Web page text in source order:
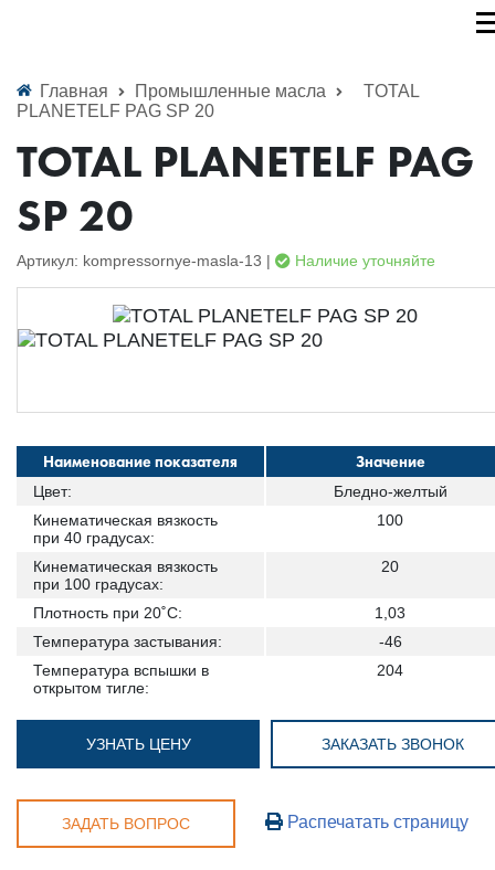
Главная Промышленные масла
TOTAL
PLANETELF PAG SP 20
TOTAL PLANETELF PAG
SP 20
Артикул: kompressornye-masla-13 | Наличие уточняйте
Наименование показателя Значение
Цвет:
Бледно-желтый
Кинематическая вязкость
при 40 градусах:
100
Кинематическая вязкость
при 100 градусах:
20
Плотность при 20˚С:
1,03
Температура застывания:
-46
Температура вспышки в
открытом тигле:
204
УЗНАТЬ ЦЕНУ ЗАКАЗАТЬ ЗВОНОК
ЗАДАТЬ ВОПРОС Распечатать страницу